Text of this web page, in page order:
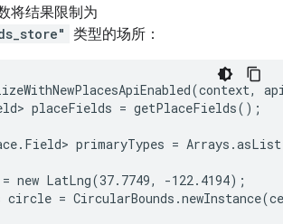
将结果限制为
类型的场所：
placeFields = getPlaceFields();
primaryTypes =
new LatLng(37.7749, -122.4194);
circle =